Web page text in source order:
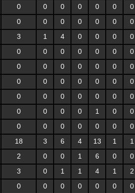
0 0 0 0 0 0
0
0 0 0 0 0 0
0
3 1 4 0 0 0
0
0 0 0 0 0 0
0
0 0 0 0 0 0
0
0 0 0 0 0 0
0
0 0 0 0 0 0
0
0 0 0 0 1 0
0
0 0 0 0 0 0
0
18 3 6 4 13 1
1
2 0 0 1 6 0
0
3 0 1 1 4 1
2
0 0 0 0 0 0 0